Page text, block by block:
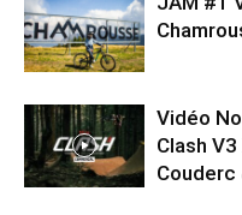
Vidéo
Clash
Couderc